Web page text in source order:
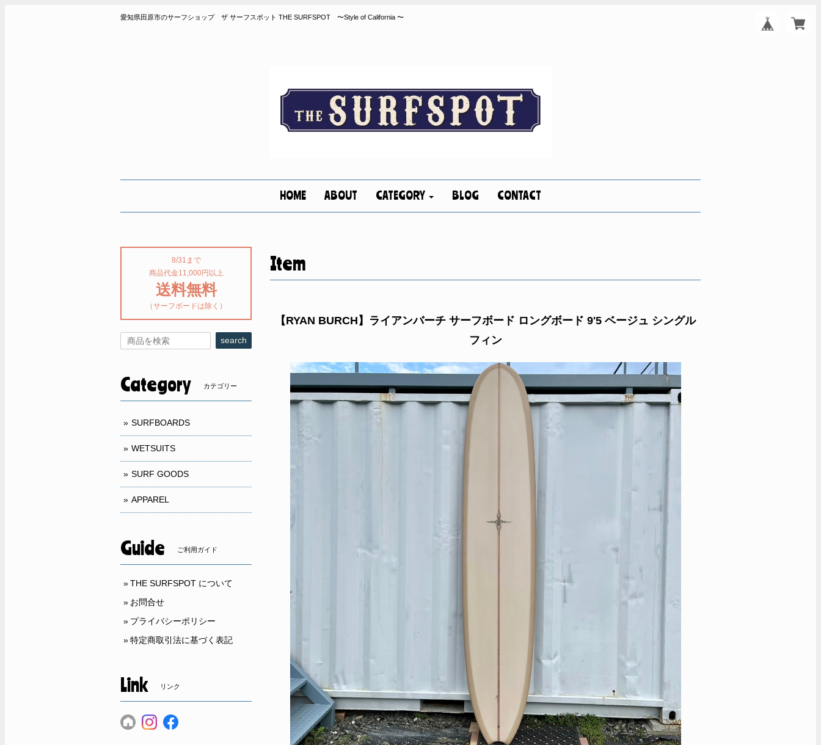
愛知県田原市のサーフショップ ザ サーフスポット THE SURFSPOT 〜Style of California 〜
HOME ABOUT CATEGORY BLOG CONTACT
Item
【RYAN BURCH】ライアンバーチ サーフボード ロングボード 9'5 ベージュ シングル
フィン
8/31まで
商品代金11,000円以上
送料無料
（サーフボードは除く）
search
Category カテゴリー
SURFBOARDS
WETSUITS
SURF GOODS
APPAREL
Guide ご利用ガイド
THE SURFSPOT について
お問合せ
プライバシーポリシー
特定商取引法に基づく表記
Link リンク